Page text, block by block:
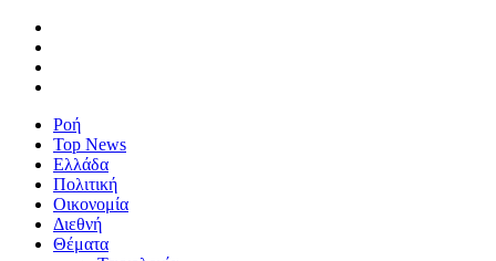
Ροή
Top News
Ελλάδα
Πολιτική
Οικονομία
Διεθνή
Θέματα